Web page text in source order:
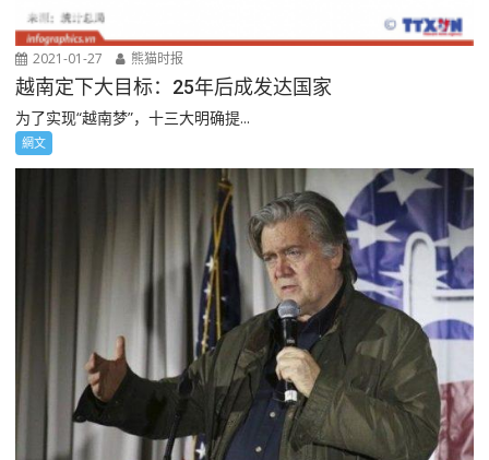
2021-01-27 熊猫时报
越南定下大目标：25年后成发达国家
为了实现“越南梦”，十三大明确提...
網文